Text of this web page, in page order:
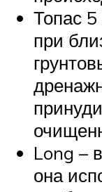
Топас 5
при
Long –
она